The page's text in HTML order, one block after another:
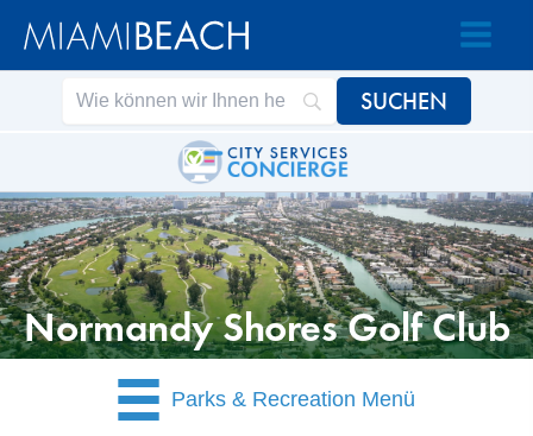
Zum
Inhalt
Zum
Inhalt
Normandy Shores Golf Club
Parks & Recreation Menü